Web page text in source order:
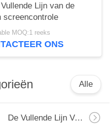
Lijn van de
screencontrole
MOQ:1 reeks
ONS
Alle
De Vullende Lijn Van De Monoblockmelk